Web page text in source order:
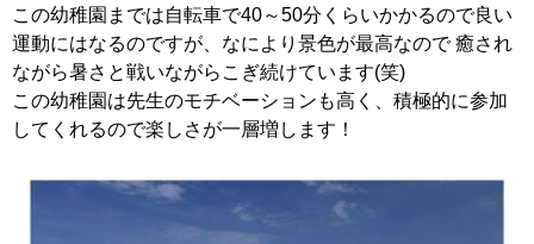
この幼稚園までは自転車で40～50分くらいかかるので良い
運動にはなるのですが、なにより景色が最高なので 癒され
ながら暑さと戦いながらこぎ続けています(笑)
この幼稚園は先生のモチベーションも高く、積極的に参加
してくれるので楽しさが一層増します！